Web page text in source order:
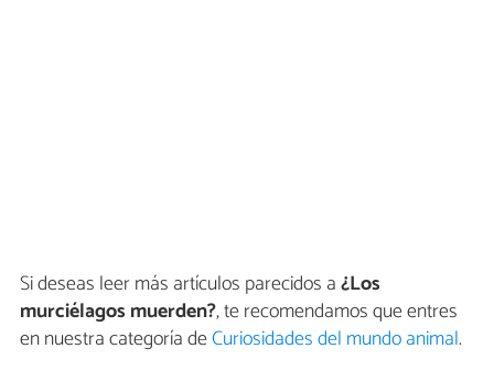
Si deseas leer más artículos parecidos a¿Los
murciélagos muerden?, te recomendamos que entres
en nuestra categoría deCuriosidades del mundo animal.